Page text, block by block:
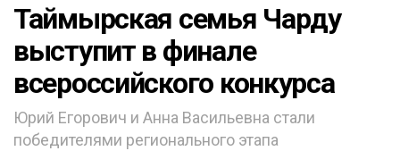
Таймырская семья Чарду
выступит в финале
всероссийского конкурса
Юрий Егорович и Анна Васильевна стали
победителями регионального этапа